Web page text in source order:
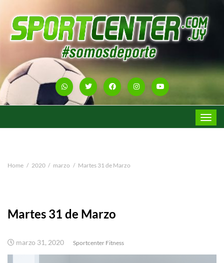
Toggle
Home 2020 marzo Martes 31 de Marzo
Martes 31 de Marzo
marzo 31, 2020 Sportcenter Fitness